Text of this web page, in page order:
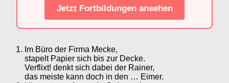
Jetzt Fortbildungen ansehen
Im Büro der Firma Mecke,
stapelt Papier sich bis zur Decke.
Verflixt! denkt sich dabei der Rainer,
das meiste kann doch in den … Eimer.